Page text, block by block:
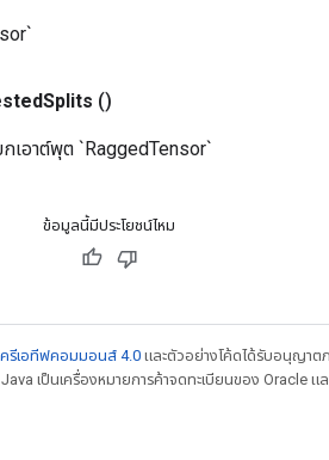
Splits ()
เอาต์พุต `RaggedTensor`
ข้อมูลนี้มีประโยชน์ไหม
รีเอทีฟคอมมอนส์ 4.0 และตัวอย่างโค้ดได้รับอนุญาตภ
Java เป็นเครื่องหมายการค้าจดทะเบียนของ Oracle แ